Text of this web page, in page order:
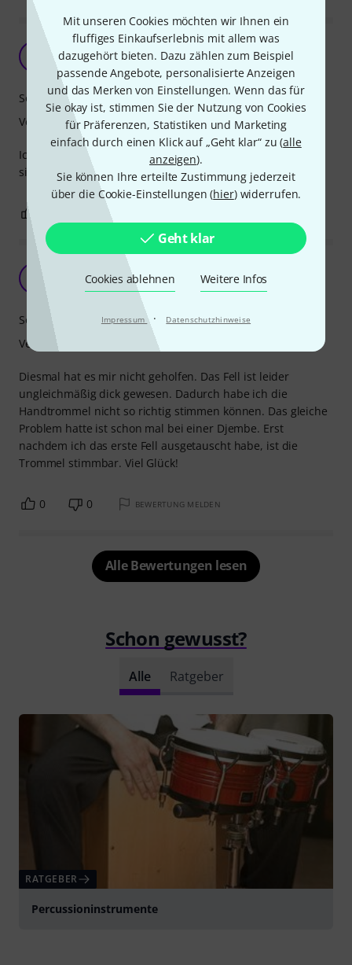
Mit unseren Cookies möchten wir Ihnen ein
fluffiges Einkaufserlebnis mit allem was
dazugehört bieten. Dazu zählen zum Beispiel
passende Angebote, personalisierte Anzeigen
und das Merken von Einstellungen. Wenn das für
Sie okay ist, stimmen Sie der Nutzung von Cookies
für Präferenzen, Statistiken und Marketing
einfach durch einen Klick auf „Geht klar“ zu (alle
anzeigen).
Sie können Ihre erteilte Zustimmung jederzeit
über die Cookie-Einstellungen (hier) widerrufen.
Geht klar
Cookies ablehnen Weitere Infos
Impressum · Datenschutzhinweise
Trommelt
metothic 19.06.2022
Ich nutze sie mit unseren Kindern zusammen. Hier macht
sie absolut das was sie soll. Bum Bum Bum.
Sound
Verarbeitung
Manchmal hilft Glück
Jo aus Do 04.01.2023
Diesmal hat es mir nicht geholfen. Das Fell ist leider
ungleichmäßig dick gewesen. Dadurch habe ich die
Handtrommel nicht so richtig stimmen können. Das gleiche
Problem hatte ist schon mal bei einer Djembe. Erst
nachdem ich das erste Fell ausgetauscht habe, ist die
Trommel stimmbar. Viel Glück!
Sound
Verarbeitung
0 0 BEWERTUNG MELDEN
Alle Bewertungen lesen
Schon gewusst?
Alle Ratgeber
RATGEBER
Percussioninstrumente